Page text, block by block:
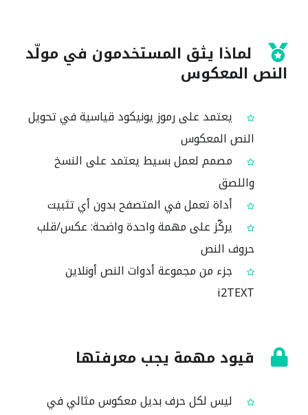
لماذا يثق المستخدمون في مولّد
النص المعكوس
يعتمد على رموز يونيكود قياسية في تحويل
النص المعكوس
مصمم لعمل بسيط يعتمد على النسخ
واللصق
أداة تعمل في المتصفح بدون أي تثبيت
يركّز على مهمة واحدة واضحة: عكس/قلب
حروف النص
جزء من مجموعة أدوات النص أونلاين
i2TEXT
قيود مهمة يجب معرفتها
ليس لكل حرف بديل معكوس مثالي في